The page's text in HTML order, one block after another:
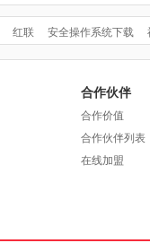
红联 安全操作系统下载
合作伙伴
合作价值
合作伙伴列表
在线加盟